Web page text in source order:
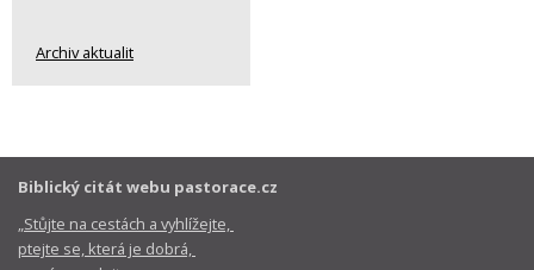
Archiv aktualit
Biblický citát webu pastorace.cz
„Stůjte na cestách a vyhlížejte,
ptejte se, která je dobrá,